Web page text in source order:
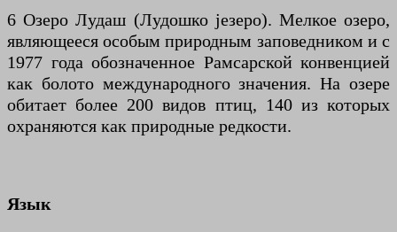
6 Озеро Лудаш (Лудошко језеро). Мелкое озеро,
являющееся особым природным заповедником и с
1977 года обозначенное Рамсарской конвенцией
как болото международного значения. На озере
обитает более 200 видов птиц, 140 из которых
охраняются как природные редкости.
Язык